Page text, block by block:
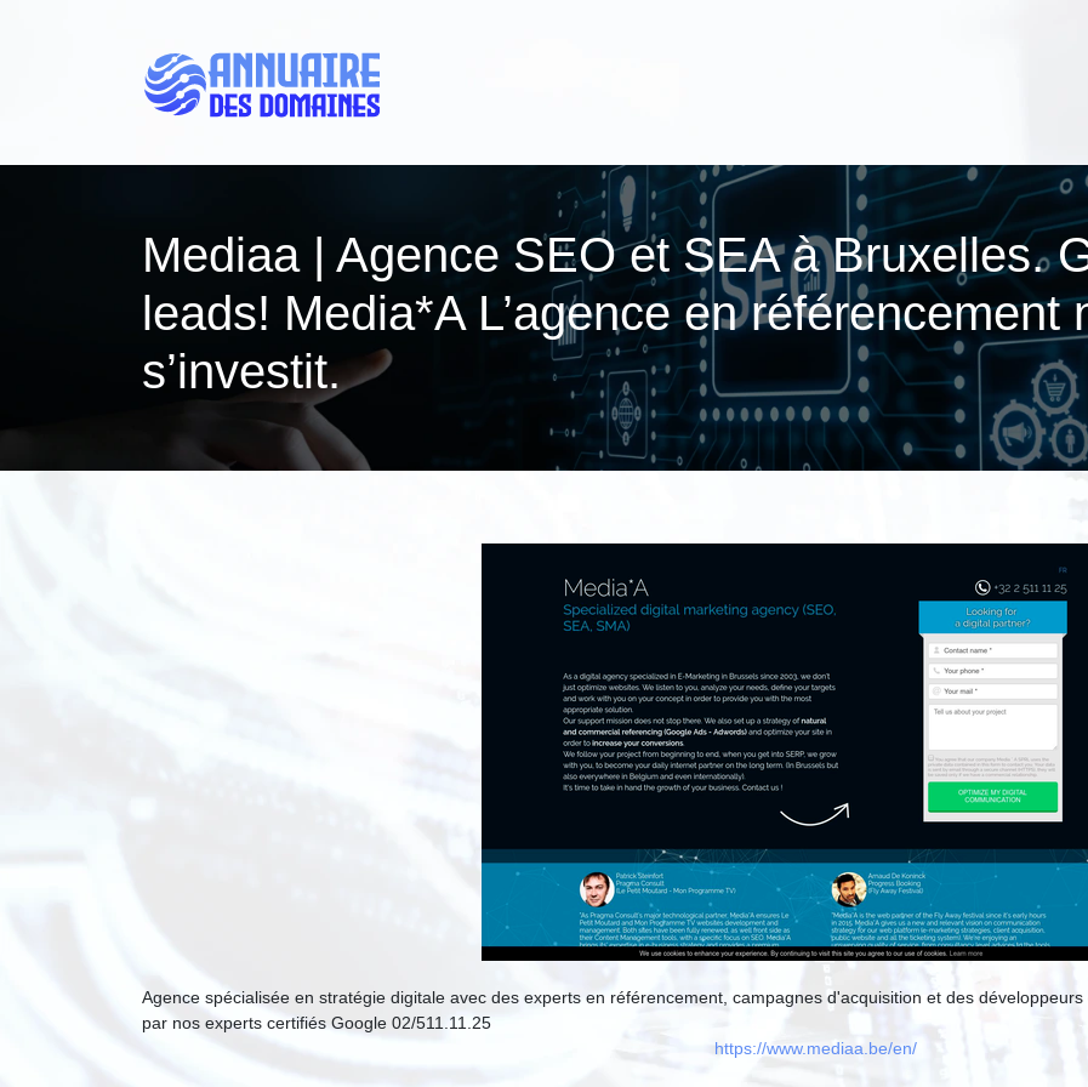
Mediaa | Agence SEO et SEA à Bruxelles.
leads! Media*A L’agence en référen­ce­ment
s’investit.
Agence spécialisée en stratégie digitale avec des experts en référencement, campagnes d'acquisition et des
par nos experts certifiés Google 02/511.11.25
https://www.mediaa.be/en/